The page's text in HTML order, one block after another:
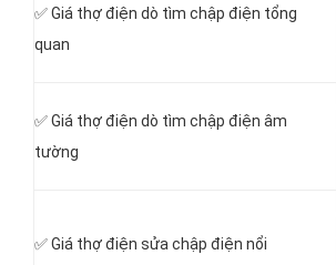
✅ Giá thợ điện dò tìm chập điện tổng
quan
✅ Giá thợ điện dò tìm chập điện âm
tường
✅ Giá thợ điện sửa chập điện nổi